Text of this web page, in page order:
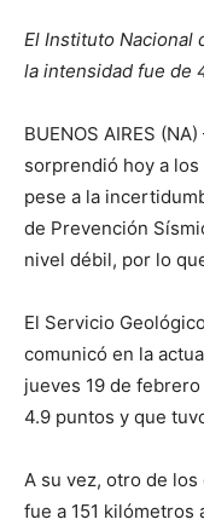
El Instituto Nacional
la intensidad fue de
BUENOS AIRES
sorprendió hoy a
pese a la
de Prevención
nivel débil, por lo
El Servicio
comunicó en la
jueves 19 de
4.9 puntos y que
A su vez, otro de
fue a 151 kilómetros